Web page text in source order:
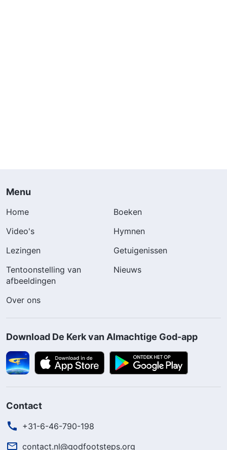
Menu
Home
Boeken
Video's
Hymnen
Lezingen
Getuigenissen
Tentoonstelling van
afbeeldingen
Nieuws
Over ons
Download De Kerk van Almachtige God-app
Contact
+31-6-46-790-198
contact.nl@godfootsteps.org